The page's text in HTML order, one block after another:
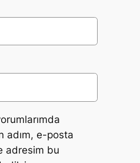
adım, e-posta
adresim bu